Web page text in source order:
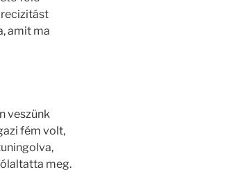
amit ma
veszünk
fém volt,
meg.